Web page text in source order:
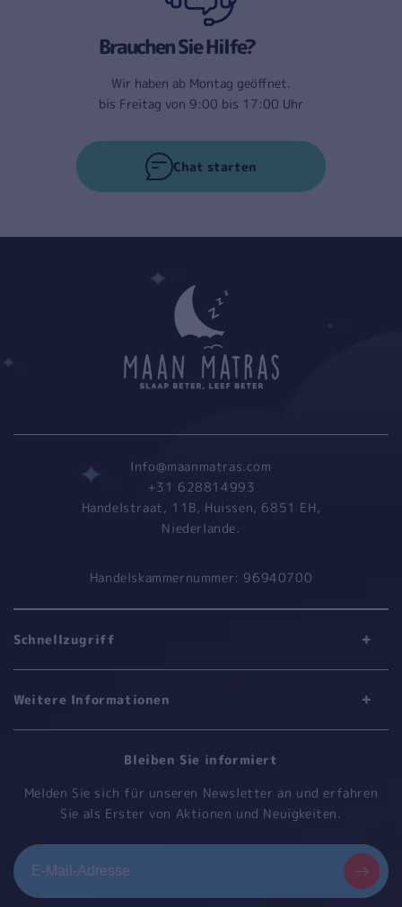
Brauchen Sie Hilfe?
Wir haben ab Montag geöffnet.
bis Freitag von 9:00 bis 17:00 Uhr
Chat starten
Info@maanmatras.com
+31 628814993
Handelstraat, 11B, Huissen, 6851 EH,
Niederlande.
Handelskammernummer: 96940700
Schnellzugriff
Weitere Informationen
Bleiben Sie informiert
Melden Sie sich für unseren Newsletter an und erfahren
Sie als Erster von Aktionen und Neuigkeiten.